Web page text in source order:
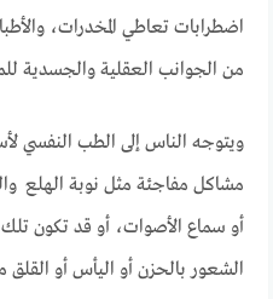
اضطرابات تعاطي المخدرات،
من الجوانب العقلية والجسدية
ويتوجه الناس إلى الطب النفسي
مشاكل مفاجئة مثل نوبة الهلع
أو سماع الأصوات، أو قد تكون تلك
الشعور بالحزن أو اليأس أو